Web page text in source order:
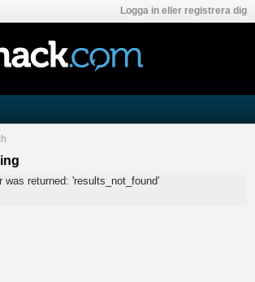
Logga in eller registrera dig
was returned: 'results_not_found'